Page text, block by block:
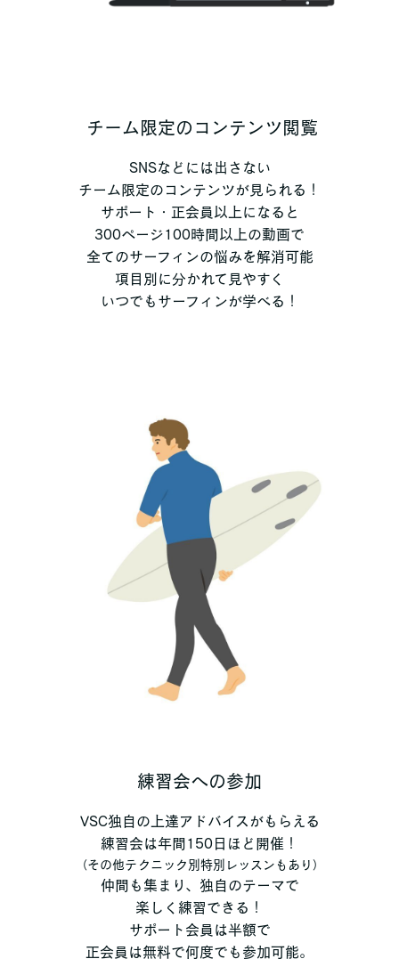
チーム限定のコンテンツ閲覧
SNSなどには出さない
チーム限定のコンテンツが見られる！
サポート・正会員以上になると
300ページ100時間以上の動画で
全てのサーフィンの悩みを解消可能
項目別に分かれて見やすく
いつでもサーフィンが学べる！
練習会への参加
VSC独自の上達アドバイスがもらえる
練習会は年間150日ほど開催！
（その他テクニック別特別レッスンもあり）
仲間も集まり、独自のテーマで
楽しく練習できる！
サポート会員は半額で
正会員は無料で何度でも参加可能。